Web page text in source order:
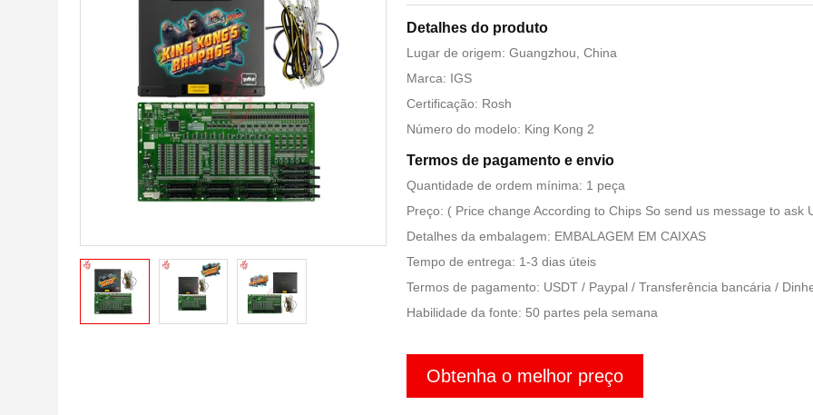
Detalhes do produto
Lugar de origem: Guangzhou, China
Marca: IGS
Certificação: Rosh
Número do modelo: King Kong 2
Termos de pagamento e envio
Quantidade de ordem mínima: 1 peça
Preço: ( Price change According to Chips So send us message to ask
Detalhes da embalagem: EMBALAGEM EM CAIXAS
Tempo de entrega: 1-3 dias úteis
Termos de pagamento: USDT / Paypal / Transferência bancária /
Habilidade da fonte: 50 partes pela semana
Obtenha o melhor preço